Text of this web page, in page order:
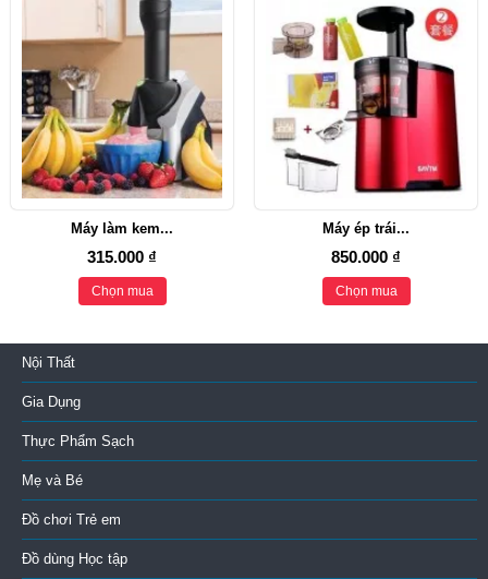
Máy làm kem...
315.000 ₫
Chọn mua
Máy ép trái...
850.000 ₫
Chọn mua
Nội Thất
Gia Dụng
Thực Phẩm Sạch
Mẹ và Bé
Đồ chơi Trẻ em
Đồ dùng Học tập